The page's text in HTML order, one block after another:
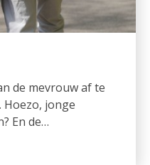
de mevrouw af te
Hoezo, jonge
En de…